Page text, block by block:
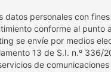
datos personales con
conforme al punto
se envíe por medios
13 de S.I. n.º 336/
de